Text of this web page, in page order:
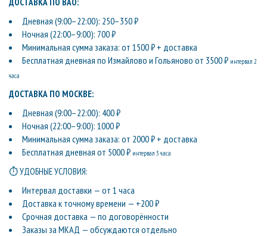
Дневная (9:00–22:00): 250–350 ₽
Ночная (22:00–9:00): 700 ₽
Минимальная сумма заказа: от 1500 ₽ + доставка
Бесплатная дневная по Измайлово и Гольяново от 3500 ₽ интервал 2
часа
ДОСТАВКА ПО МОСКВЕ:
Дневная (9:00–22:00): 400 ₽
Ночная (22:00–9:00): 1000 ₽
Минимальная сумма заказа: от 2000 ₽ + доставка
Бесплатная дневная от 5000 ₽ интервал 3 часа
⏱ УДОБНЫЕ УСЛОВИЯ:
Интервал доставки — от 1 часа
Доставка к точному времени — +200 ₽
Срочная доставка — по договорённости
Заказы за МКАД — обсуждаются отдельно